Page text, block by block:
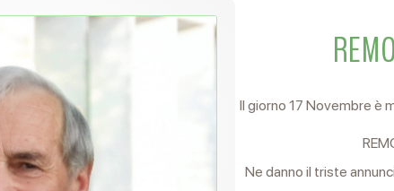
Il giorno 17 Novembre è
Ne danno il triste